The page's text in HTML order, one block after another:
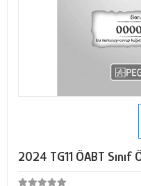
2024 TG11 ÖABT